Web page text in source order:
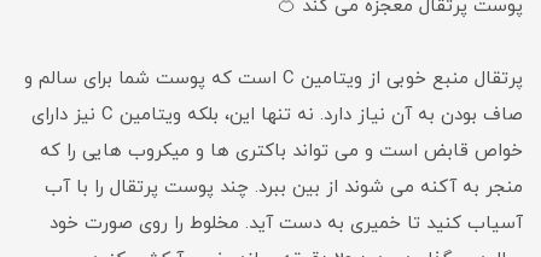
پوست پرتقال معجزه می کند 🍊
پرتقال منبع خوبی از ویتامین C است که پوست شما برای سالم و
صاف بودن به آن نیاز دارد. نه تنها این، بلکه ویتامین C نیز دارای
خواص قابض است و می تواند باکتری ها و میکروب هایی را که
منجر به آکنه می شوند از بین ببرد. چند پوست پرتقال را با آب
آسیاب کنید تا خمیری به دست آید. مخلوط را روی صورت خود